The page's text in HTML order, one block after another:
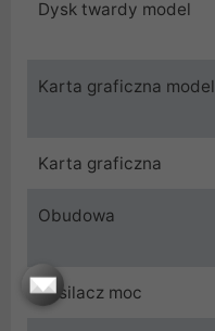
Dysk twardy model
Karta graficzna model
Karta graficzna
Obudowa
Zasilacz moc